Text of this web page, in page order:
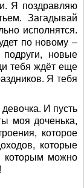
Я поздравляю
Загадывай
исполнятся.
по новому –
новые
тебя ждёт еще
Я тебя
И пусть
моя доченька,
которое
которые
которым можно